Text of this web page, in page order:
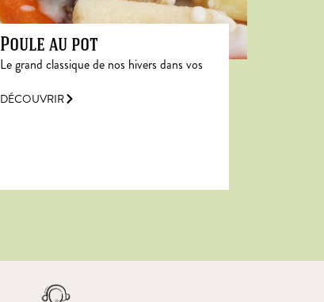
Poule au pot
Le grand classique de nos hivers dans vos
DÉCOUVRIR